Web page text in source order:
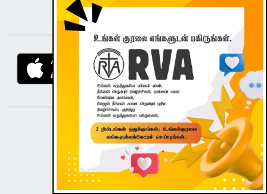
DOWNLOAD RVA APP
STAY CONNECTED WITH US!